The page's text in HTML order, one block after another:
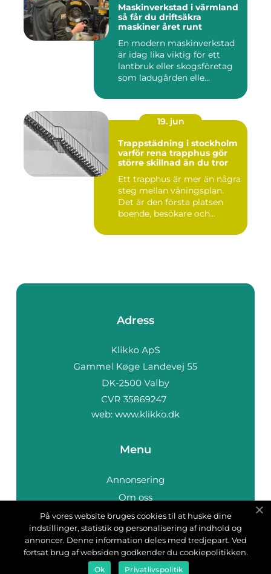
Maskinverkstad i värmland
så får du driftsäkra
maskiner året runt
En modern maskinverkstad
är idag lika viktig för ett
lantbruk eller skogsföretag
som ladugården elle...
19. jun
Trappstädning i stockholm
varför rena trapphus gör
större skillnad än du tror
Ett trapphus är mer än några
steg mellan våningsplan.
Det är den första platsen
boende, besökare och...
Adress
web: www.klikko.dk
Menu
Annonsering
Om oss
Cookies
Kontakta oss
Sitemap
På vores website bruges cookies til at huske dine
indstillinger, statistik og personalisering af indhold og
annoncer. Denne information deles med tredjepart. Ved
fortsat brug af websiden godkender du cookiepolitikken.
Ok Privatlivspolitik